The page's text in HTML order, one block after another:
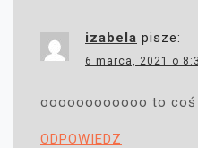
izabela pisze:
6 marca, 2021 o
oooooooooooo to coś
ODPOWIEDZ